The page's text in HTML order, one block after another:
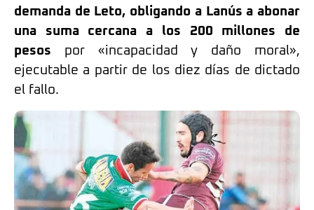
demanda de Leto, obligando a Lanús a abonar
una suma cercana a los 200 millones de
pesos por «incapacidad y daño moral»,
ejecutable a partir de los diez días de dictado
el fallo.